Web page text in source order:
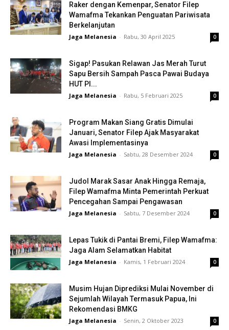
Raker dengan Kemenpar, Senator Filep
Wamafma Tekankan Penguatan Pariwisata
Berkelanjutan
Jaga Melanesia - Rabu, 30 April 2025 0
Sigap! Pasukan Relawan Jas Merah Turut
Sapu Bersih Sampah Pasca Pawai Budaya
HUT PI...
Jaga Melanesia - Rabu, 5 Februari 2025 0
Program Makan Siang Gratis Dimulai
Januari, Senator Filep Ajak Masyarakat
Awasi Implementasinya
Jaga Melanesia - Sabtu, 28 Desember 2024 0
Judol Marak Sasar Anak Hingga Remaja,
Filep Wamafma Minta Pemerintah Perkuat
Pencegahan Sampai Pengawasan
Jaga Melanesia - Sabtu, 7 Desember 2024 0
Lepas Tukik di Pantai Bremi, Filep Wamafma:
Jaga Alam Selamatkan Habitat
Jaga Melanesia - Kamis, 1 Februari 2024 0
Musim Hujan Diprediksi Mulai November di
Sejumlah Wilayah Termasuk Papua, Ini
Rekomendasi BMKG
Jaga Melanesia - Senin, 2 Oktober 2023 0